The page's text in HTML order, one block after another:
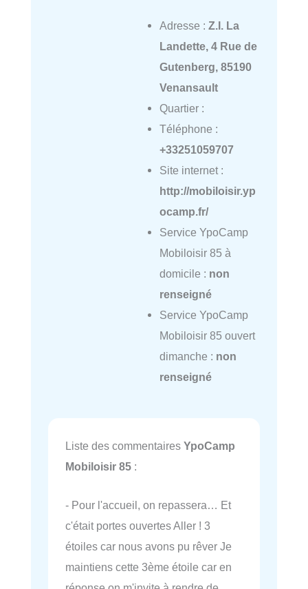
Adresse : Z.I. La
Landette, 4 Rue de
Gutenberg, 85190
Venansault
Quartier :
Téléphone :
+33251059707
Site internet :
http://mobiloisir.yp
ocamp.fr/
Service YpoCamp
Mobiloisir 85 à
domicile : non
renseigné
Service YpoCamp
Mobiloisir 85 ouvert
dimanche : non
renseigné
Liste des commentaires YpoCamp
Mobiloisir 85 :
- Pour l'accueil, on repassera… Et
c'était portes ouvertes Aller ! 3
étoiles car nous avons pu rêver Je
maintiens cette 3ème étoile car en